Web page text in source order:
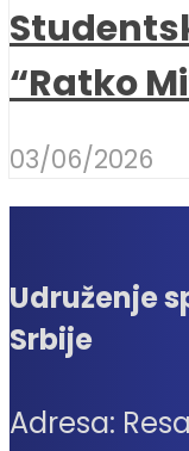
“Ratko
03/06/2026
Udruženje
Srbije
Adresa: